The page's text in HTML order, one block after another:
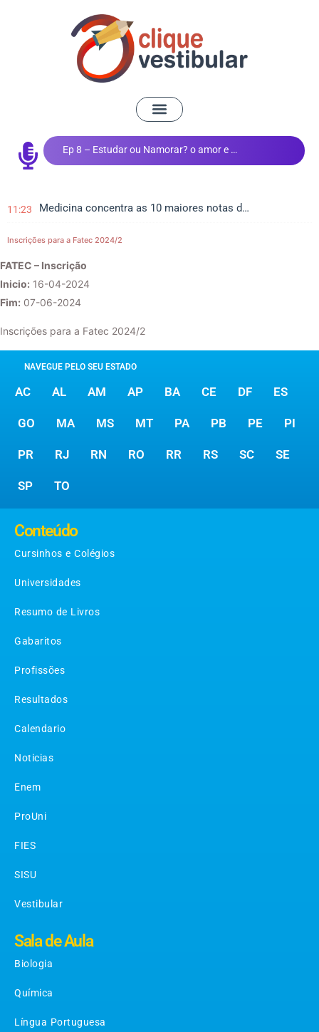
Ep 8 – Estudar ou Namorar? o amor e os estudos
11:23 Medicina concentra as 10 maiores notas do Vestibular de Inverno da UEM
Inscrições para a Fatec 2024/2
FATEC – Inscrição
Inicio: 16-04-2024
Fim: 07-06-2024
Inscrições para a Fatec 2024/2
NAVEGUE PELO SEU ESTADO
AC AL AM AP BA CE DF ES
GO MA MS MT PA PB PE PI
PR RJ RN RO RR RS SC SE
SP TO
Conteúdo
Cursinhos e Colégios
Universidades
Resumo de Livros
Gabaritos
Profissões
Resultados
Calendario
Noticias
Enem
ProUni
FIES
SISU
Vestibular
Sala de Aula
Biologia
Química
Língua Portuguesa